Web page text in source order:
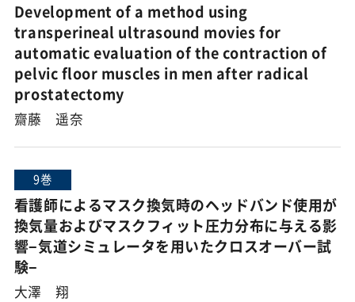
Development of a method using
transperineal ultrasound movies for
automatic evaluation of the contraction of
pelvic floor muscles in men after radical
prostatectomy
齋藤 遥奈
9巻
看護師によるマスク換気時のヘッドバンド使用が
換気量およびマスクフィット圧力分布に与える影
響−気道シミュレータを用いたクロスオーバー試
験−
大澤 翔